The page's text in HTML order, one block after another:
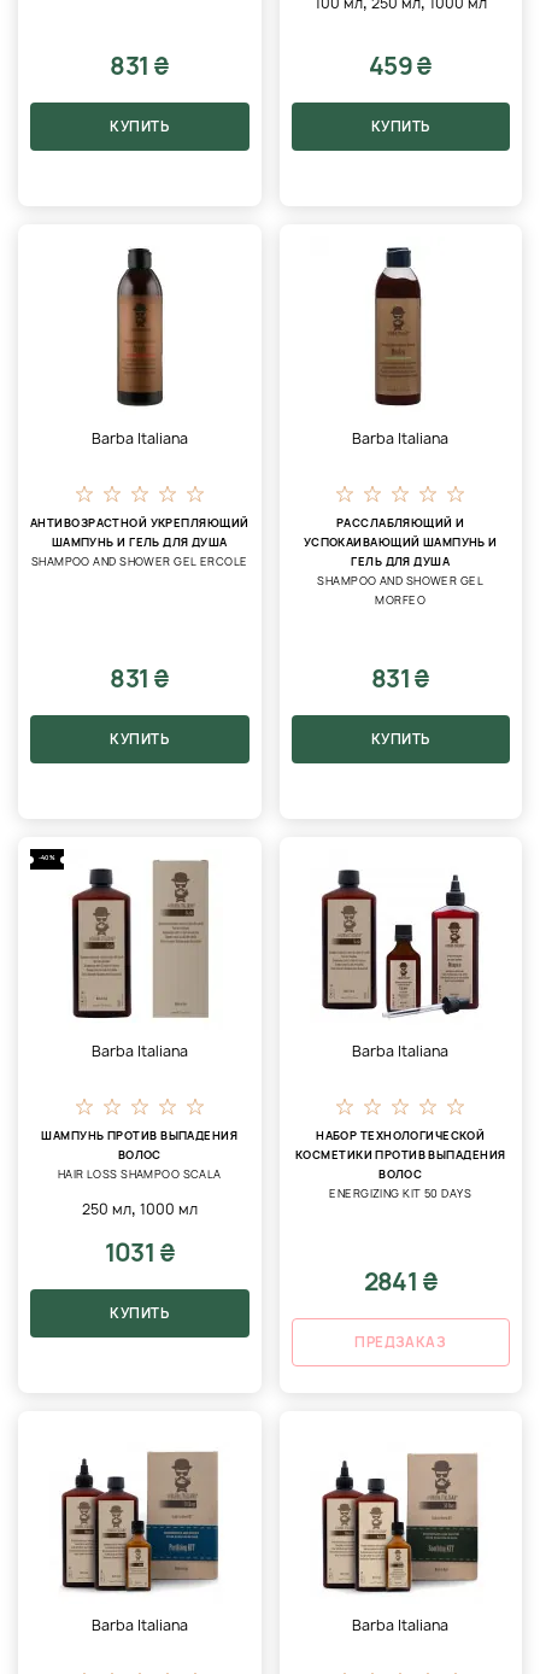
831 ₴
КУПИТЬ
459 ₴
КУПИТЬ
Barba Italiana
АНТИВОЗРАСТНОЙ УКРЕПЛЯЮЩИЙ
ШАМПУНЬ И ГЕЛЬ ДЛЯ ДУША
SHAMPOO AND SHOWER GEL ERCOLE
831 ₴
КУПИТЬ
Barba Italiana
РАССЛАБЛЯЮЩИЙ И
УСПОКАИВАЮЩИЙ ШАМПУНЬ И
ГЕЛЬ ДЛЯ ДУША
SHAMPOO AND SHOWER GEL
MORFEO
831 ₴
КУПИТЬ
-40%
Barba Italiana
ШАМПУНЬ ПРОТИВ ВЫПАДЕНИЯ
ВОЛОС
HAIR LOSS SHAMPOO SCALA
250 мл, 1000 мл
1031 ₴
КУПИТЬ
Barba Italiana
НАБОР ТЕХНОЛОГИЧЕСКОЙ
КОСМЕТИКИ ПРОТИВ ВЫПАДЕНИЯ
ВОЛОС
ENERGIZING KIT 50 DAYS
2841 ₴
ПРЕДЗАКАЗ
Barba Italiana Barba Italiana